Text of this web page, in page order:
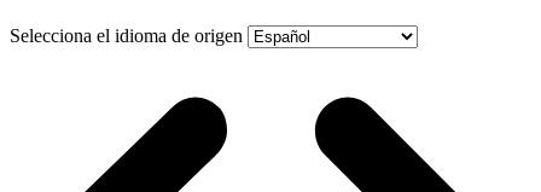
Selecciona el idioma de origen